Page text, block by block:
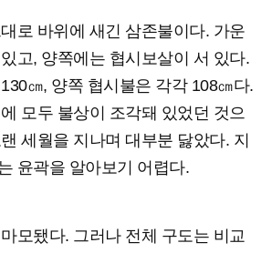
로 바위에 새긴 삼존불이다. 가운
고, 양쪽에는 협시보살이 서 있다.
㎝, 양쪽 협시불은 각각 108㎝다.
모두 불상이 조각돼 있었던 것으
세월을 지나며 대부분 닳았다. 지
윤곽을 알아보기 어렵다.
모됐다. 그러나 전체 구도는 비교